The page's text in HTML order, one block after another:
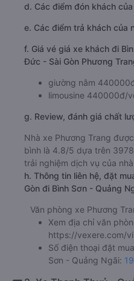
d. Các điểm đón khách
e. Các điểm trả khách của
f. Giá vé giá xe khách đi
Đức - Sài Gòn Phương
giường nằm
limousine 440000đ/
g. Review, đánh giá chất
Nhà xe Phương Trang
bình là 4.8/5 dựa trên
trải nghiệm dịch vụ của
h. Thông tin liên hệ, đặt
Gòn đi Bình Sơn - Quảng
Văn phòng xe Phương
Xem địa chỉ văn
https://vexere.com/
Số điện thoại đặt
Sơn - Quảng Ngãi: